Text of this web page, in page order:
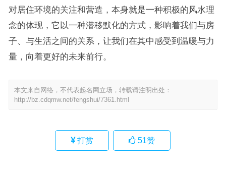
对居住环境的关注和营造，本身就是一种积极的风水理
念的体现，它以一种潜移默化的方式，影响着我们与房
子、与生活之间的关系，让我们在其中感受到温暖与力
量，向着更好的未来前行。
本文来自网络，不代表起名网立场，转载请注明出处：
http://bz.cdqmw.net/fengshui/7361.html
打赏 51赞